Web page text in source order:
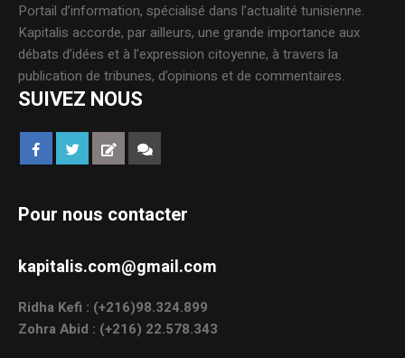
Portail d’information, spécialisé dans l’actualité tunisienne.
Kapitalis accorde, par ailleurs, une grande importance aux
débats d’idées et à l’expression citoyenne, à travers la
publication de tribunes, d’opinions et de commentaires.
SUIVEZ NOUS
Pour nous contacter
kapitalis.com@gmail.com
Ridha Kefi : (+216)98.324.899
Zohra Abid : (+216) 22.578.343